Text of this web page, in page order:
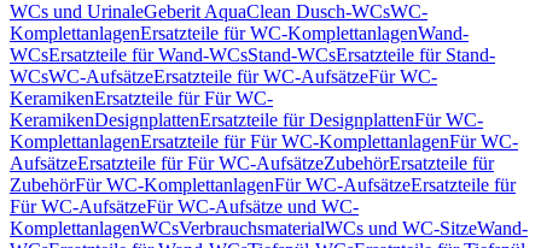
WCs und UrinaleGeberit AquaClean Dusch-WCsWC-
KomplettanlagenErsatzteile für WC-KomplettanlagenWand-
WCsErsatzteile für Wand-WCsStand-WCsErsatzteile für Stand-
WCsWC-AufsätzeErsatzteile für WC-AufsätzeFür WC-
KeramikenErsatzteile für Für WC-
KeramikenDesignplattenErsatzteile für DesignplattenFür WC-
KomplettanlagenErsatzteile für Für WC-KomplettanlagenFür WC-
AufsätzeErsatzteile für Für WC-AufsätzeZubehörErsatzteile für
ZubehörFür WC-KomplettanlagenFür WC-AufsätzeErsatzteile für
Für WC-AufsätzeFür WC-Aufsätze und WC-
KomplettanlagenWCsVerbrauchsmaterialWCs und WC-SitzeWand-